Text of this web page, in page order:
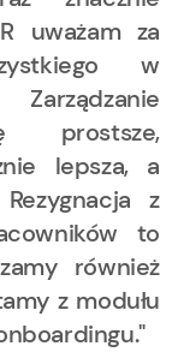
uważam za
w
prostsze,
lepsza, a
z
to
również
z modułu